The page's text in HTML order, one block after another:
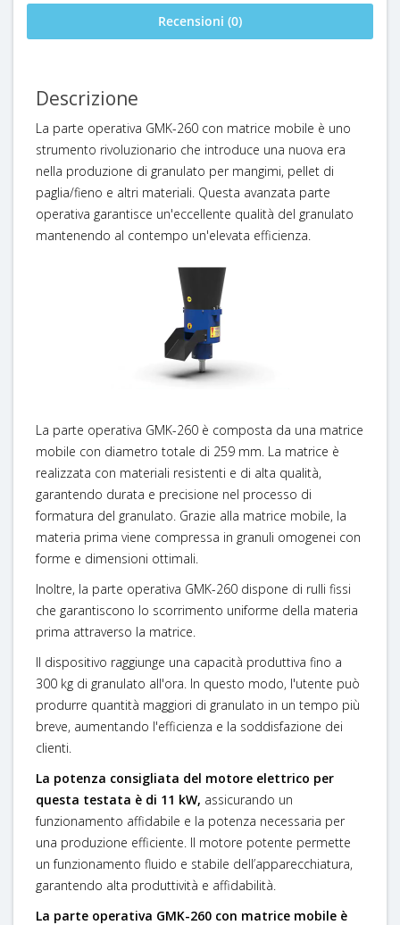
Recensioni (0)
Descrizione
La parte operativa GMK-260 con matrice mobile è uno
strumento rivoluzionario che introduce una nuova era
nella produzione di granulato per mangimi, pellet di
paglia/fieno e altri materiali. Questa avanzata parte
operativa garantisce un'eccellente qualità del granulato
mantenendo al contempo un'elevata efficienza.
La parte operativa GMK-260 è composta da una matrice
mobile con diametro totale di 259 mm. La matrice è
realizzata con materiali resistenti e di alta qualità,
garantendo durata e precisione nel processo di
formatura del granulato. Grazie alla matrice mobile, la
materia prima viene compressa in granuli omogenei con
forme e dimensioni ottimali.
Inoltre, la parte operativa GMK-260 dispone di rulli fissi
che garantiscono lo scorrimento uniforme della materia
prima attraverso la matrice.
Il dispositivo raggiunge una capacità produttiva fino a
300 kg di granulato all'ora. In questo modo, l'utente può
produrre quantità maggiori di granulato in un tempo più
breve, aumentando l'efficienza e la soddisfazione dei
clienti.
La potenza consigliata del motore elettrico per
questa testata è di 11 kW, assicurando un
funzionamento affidabile e la potenza necessaria per
una produzione efficiente. Il motore potente permette
un funzionamento fluido e stabile dell’apparecchiatura,
garantendo alta produttività e affidabilità.
La parte operativa GMK-260 con matrice mobile è